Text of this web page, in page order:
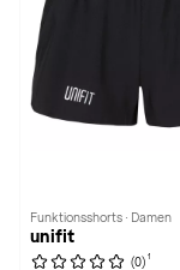
Funktionsshorts · Damen
unifit
(0) 1